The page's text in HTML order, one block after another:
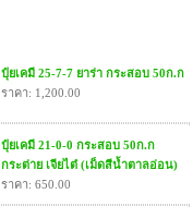
ปุ๋ยเคมี 25-7-7 ยาร่า กระสอบ 50ก.ก
ราคา: 1,200.00
ปุ๋ยเคมี 21-0-0 กระสอบ 50ก.ก
กระต่าย เจียไต๋ (เม็ดสีน้ำตาลอ่อน)
ราคา: 650.00